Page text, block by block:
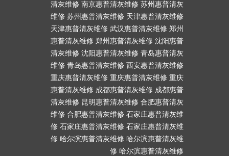
清灰维修 南京惠普清灰维修 苏州惠普清灰
维修 苏州惠普清灰维修 天津惠普清灰维修
天津惠普清灰维修 武汉惠普清灰维修 郑州
惠普清灰维修 郑州惠普清灰维修 沈阳惠普
清灰维修 沈阳惠普清灰维修 青岛惠普清灰
维修 青岛惠普清灰维修 西安惠普清灰维修
重庆惠普清灰维修 重庆惠普清灰维修 重庆
惠普清灰维修 成都惠普清灰维修 成都惠普
清灰维修 昆明惠普清灰维修 合肥惠普清灰
维修 合肥惠普清灰维修 石家庄惠普清灰维
修 石家庄惠普清灰维修 石家庄惠普清灰维
修 哈尔滨惠普清灰维修 哈尔滨惠普清灰维
修 哈尔滨惠普清灰维修